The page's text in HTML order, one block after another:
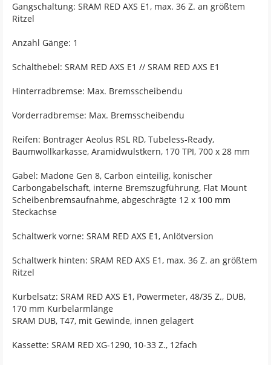
Gangschaltung: SRAM RED AXS E1, max. 36 Z. an größtem
Ritzel
Anzahl Gänge: 1
Schalthebel: SRAM RED AXS E1 // SRAM RED AXS E1
Hinterradbremse: Max. Bremsscheibendu
Vorderradbremse: Max. Bremsscheibendu
Reifen: Bontrager Aeolus RSL RD, Tubeless-Ready,
Baumwollkarkasse, Aramidwulstkern, 170 TPI, 700 x 28 mm
Gabel: Madone Gen 8, Carbon einteilig, konischer
Carbongabelschaft, interne Bremszugführung, Flat Mount
Scheibenbremsaufnahme, abgeschrägte 12 x 100 mm
Steckachse
Schaltwerk vorne: SRAM RED AXS E1, Anlötversion
Schaltwerk hinten: SRAM RED AXS E1, max. 36 Z. an größtem
Ritzel
Kurbelsatz: SRAM RED AXS E1, Powermeter, 48/35 Z., DUB,
170 mm Kurbelarmlänge
SRAM DUB, T47, mit Gewinde, innen gelagert
Kassette: SRAM RED XG-1290, 10-33 Z., 12fach